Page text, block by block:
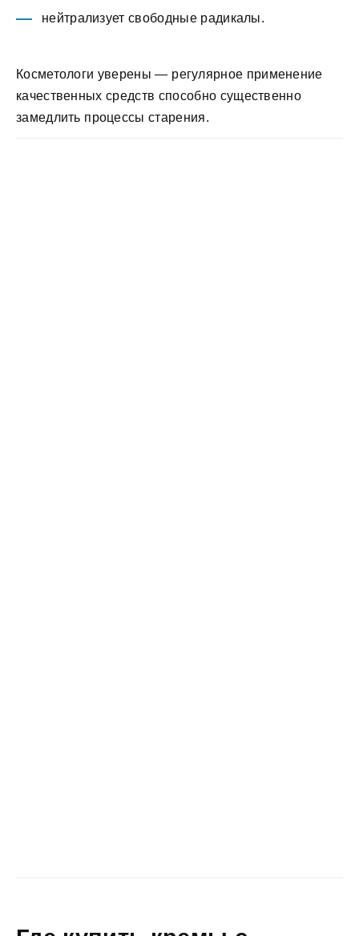
нейтрализует свободные радикалы.
Косметологи уверены — регулярное применение
качественных средств способно существенно
замедлить процессы старения.